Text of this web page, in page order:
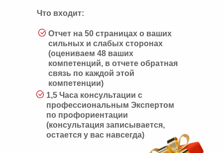
Что входит:
Отчет на 50 страницах о ваших
сильных и слабых сторонах
(оцениваем 48 ваших
компетенций, в отчете обратная
связь по каждой этой
компетенции)
1,5 Часа консультации с
профессиональным Экспертом
по профориентации
(консультация записывается,
остается у вас навсегда)